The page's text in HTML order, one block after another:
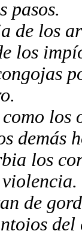
pasos.
de los
los
los
demás
los
de
del